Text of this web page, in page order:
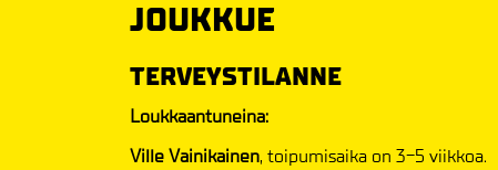
JOUKKUE
TERVEYSTILANNE
Loukkaantuneina:
Ville Vainikainen, toipumisaika on 3-5 viikkoa.